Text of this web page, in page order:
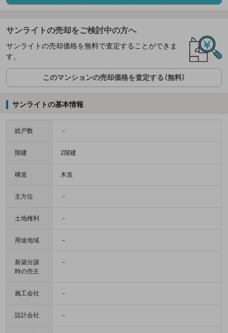
サンライトの売却をご検討中の方へ
サンライトの売却価格を無料で査定することができま
す。
このマンションの売却価格を査定する（無料）
サンライトの基本情報
総戸数 －
階建 2階建
構造 木造
主方位 －
土地権利 －
用途地域 －
新築分譲
時の売主
－
施工会社 －
設計会社 －